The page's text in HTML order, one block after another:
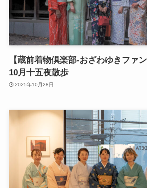
【蔵前着物倶楽部-おざわゆきファ
10月十五夜散歩
2025年10月28日